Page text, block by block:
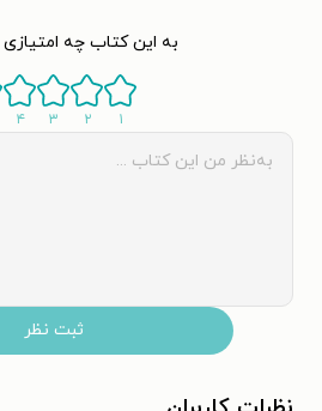
به این کتاب چه
۱ ۲ ۳ ۴
ثبت نظر